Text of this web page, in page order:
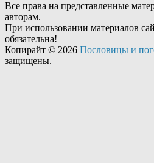
Все права на представленные
авторам.
При использовании материалов
обязательна!
Копирайт © 2026 Пословицы и
защищены.